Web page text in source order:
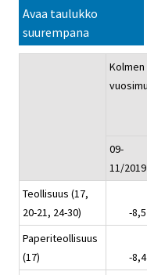
Avaa taulukko
suurempana
09-
11/2019
Teollisuus (17,
20-21, 24-30)
-8,5
Paperiteollisuus
(17)
-8,4